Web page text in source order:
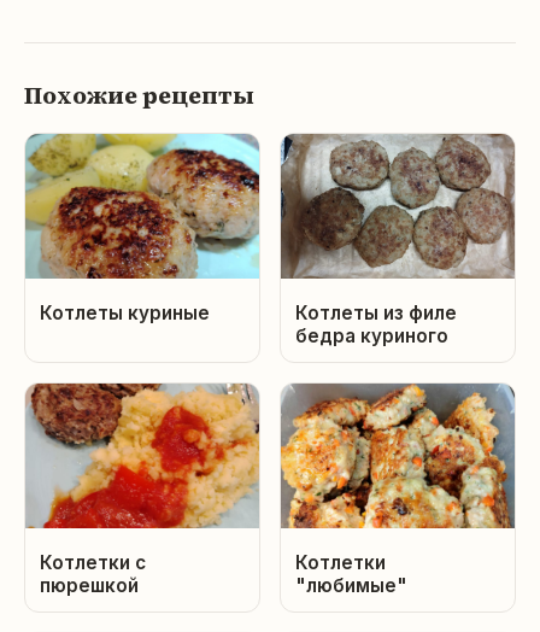
Похожие рецепты
Котлеты куриные
Котлеты из филе
бедра куриного
Котлетки с
пюрешкой
Котлетки
"любимые"